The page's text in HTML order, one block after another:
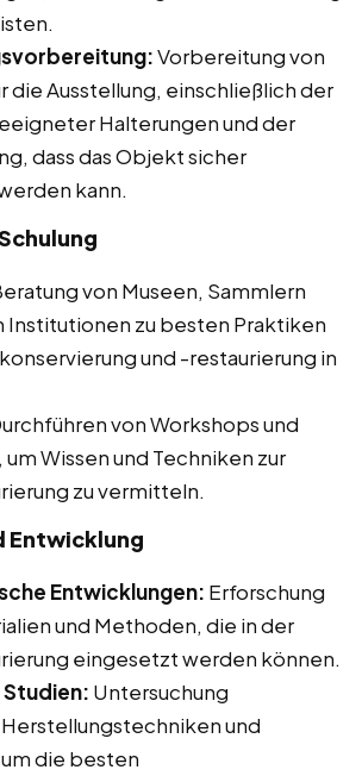
Vorbereitung von
die Ausstellung, einschließlich der
Halterungen und der
dass das Objekt sicher
kann.
von Museen, Sammlern
Institutionen zu besten Praktiken
und -restaurierung in
von Workshops und
Wissen und Techniken zur
zu vermitteln.
Entwicklung
Entwicklungen: Erforschung
und Methoden, die in der
eingesetzt werden können.
Untersuchung
und
die besten